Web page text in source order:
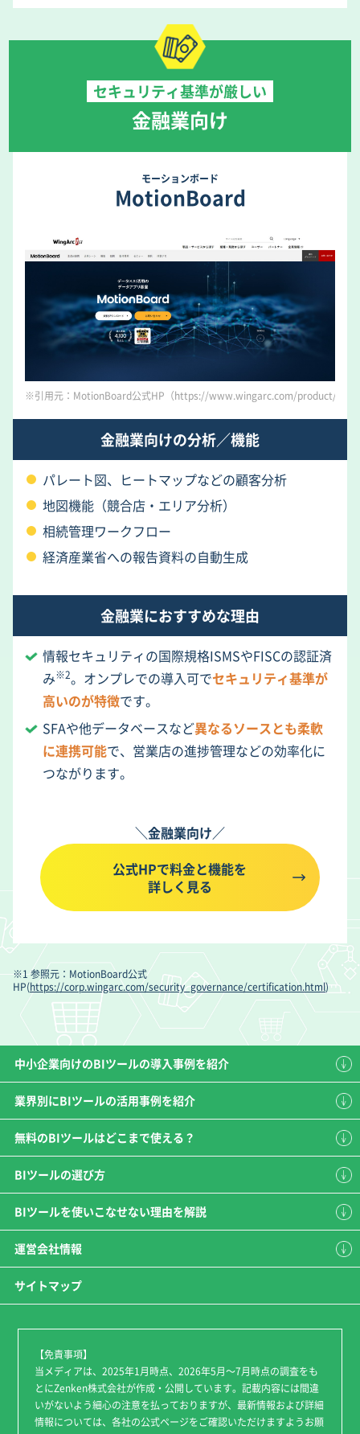
セキュリティ基準が厳しい
金融業向け
モーションボード
MotionBoard
※引用元：MotionBoard公式HP（https://www.wingarc.com/product/
金融業向けの分析／機能
パレート図、ヒートマップなどの顧客分析
地図機能（競合店・エリア分析）
相続管理ワークフロー
経済産業省への報告資料の自動生成
金融業におすすめな理由
情報セキュリティの国際規格ISMSやFISCの認証済
み※2。オンプレでの導入可でセキュリティ基準が
高いのが特徴です。
SFAや他データベースなど異なるソースとも柔軟
に連携可能で、営業店の進捗管理などの効率化に
つながります。
＼金融業向け／
公式HPで料金と機能を
詳しく見る
※1 参照元：MotionBoard公式
HP(https://corp.wingarc.com/security_governance/certification.html)
中小企業向けのBIツールの導入事例を紹介
業界別にBIツールの活用事例を紹介
無料のBIツールはどこまで使える？
BIツールの選び方
BIツールを使いこなせない理由を解説
運営会社情報
サイトマップ
【免責事項】
当メディアは、2025年1月時点、2026年5月～7月時点の調査をも
とにZenken株式会社が作成・公開しています。記載内容には間違
いがないよう細心の注意を払っておりますが、最新情報および詳細
情報については、各社の公式ページをご確認いただけますようお願